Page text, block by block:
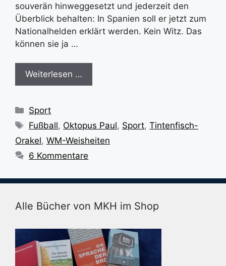
souverän hinweggesetzt und jederzeit den
Überblick behalten: In Spanien soll er jetzt zum
Nationalhelden erklärt werden. Kein Witz. Das
können sie ja …
Weiterlesen …
Kategorien
Sport
Schlagwörter
Fußball, Oktopus Paul, Sport,Tintenfisch-
Orakel, WM-Weisheiten
6 Kommentare
Alle Bücher von MKH im Shop